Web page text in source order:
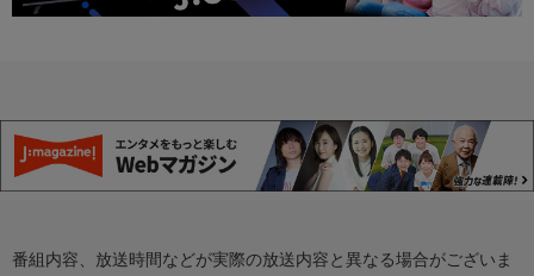
番組内容、放送時間などが実際の放送内容と異なる場合がございま